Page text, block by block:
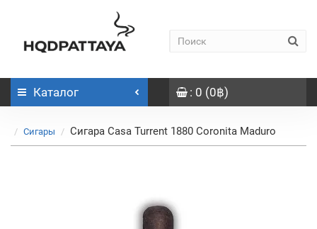
Каталог : 0 (0฿)
Сигары Сигара Casa Turrent 1880 Coronita Maduro